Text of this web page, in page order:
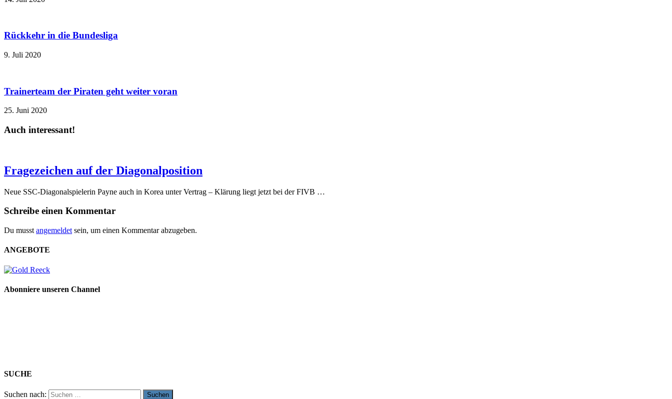
Rückkehr in die Bundesliga
9. Juli 2020
Trainerteam der Piraten geht weiter voran
25. Juni 2020
Auch interessant!
Fragezeichen auf der Diagonalposition
Neue SSC-Diagonalspielerin Payne auch in Korea unter Vertrag – Klärung liegt jetzt bei der FIVB …
Schreibe einen Kommentar
Du musst angemeldet sein, um einen Kommentar abzugeben.
ANGEBOTE
Abonniere unseren Channel
SUCHE
Suchen nach: